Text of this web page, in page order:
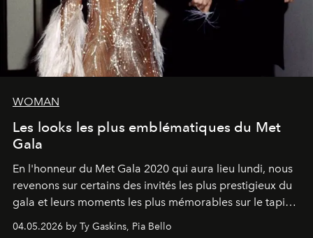
WOMAN
Les looks les plus emblématiques du Met
Gala
En l'honneur du Met Gala 2020 qui aura lieu lundi, nous
revenons sur certains des invités les plus prestigieux du
gala et leurs moments les plus mémorables sur le tapis
04.05.2026 by Ty Gaskins, Pia Bello